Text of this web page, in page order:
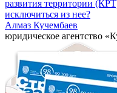
развития территории
исключиться из нее?
Алмаз Кучембаев
юридическое агентство